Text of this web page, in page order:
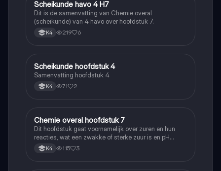
Scheikunde
Scheikunde havo 4 H7
Dit is de samenvatting van Chemie overal
(scheikunde) van 4 havo over hoofdstuk 7.
K4 219 6
Scheikunde
Scheikunde hoofdstuk 4
Samenvatting hoofdstuk 4
K4 71 2
Scheikunde
Chemie overal hoofdstuk 7
Dit hoofdstuk gaat voornamelijk over zuren en hun
reacties, wat een zwakke of sterke zuur is en pH
berekenen
K4 115 3